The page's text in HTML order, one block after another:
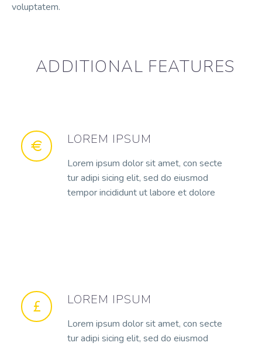
voluptatem.
ADDITIONAL FEATURES
LOREM IPSUM
Lorem ipsum dolor sit amet, con secte
tur adipi sicing elit, sed do eiusmod
tempor incididunt ut labore et dolore
LOREM IPSUM
Lorem ipsum dolor sit amet, con secte
tur adipi sicing elit, sed do eiusmod